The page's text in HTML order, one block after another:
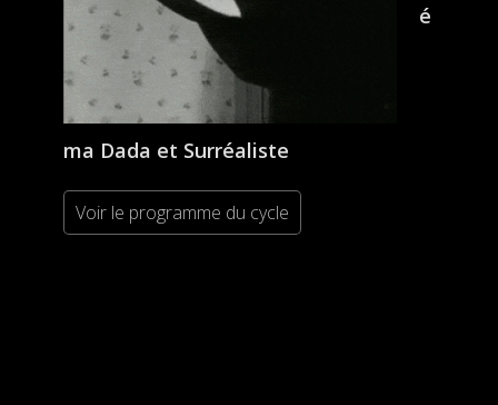
é
ma Dada et Surréaliste
Voir le programme du cycle